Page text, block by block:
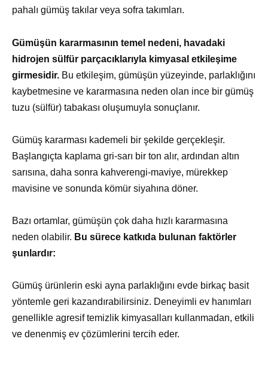
pahalı gümüş takılar veya sofra takımları.
Gümüşün kararmasının temel nedeni, havadaki
hidrojen sülfür parçacıklarıyla kimyasal etkileşime
girmesidir. Bu etkileşim, gümüşün yüzeyinde, parlaklığını
kaybetmesine ve kararmasına neden olan ince bir gümüş
tuzu (sülfür) tabakası oluşumuyla sonuçlanır.
Gümüş kararması kademeli bir şekilde gerçekleşir.
Başlangıçta kaplama gri-sarı bir ton alır, ardından altın
sarısına, daha sonra kahverengi-maviye, mürekkep
mavisine ve sonunda kömür siyahına döner.
Bazı ortamlar, gümüşün çok daha hızlı kararmasına
neden olabilir. Bu sürece katkıda bulunan faktörler
şunlardır:
Gümüş ürünlerin eski ayna parlaklığını evde birkaç basit
yöntemle geri kazandırabilirsiniz. Deneyimli ev hanımları
genellikle agresif temizlik kimyasalları kullanmadan, etkili
ve denenmiş ev çözümlerini tercih eder.